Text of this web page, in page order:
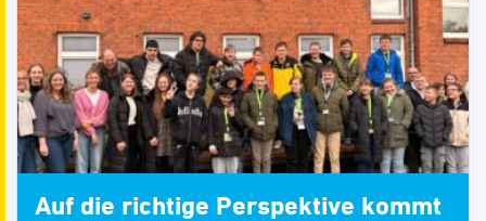
Auf die richtige Perspektive kommt